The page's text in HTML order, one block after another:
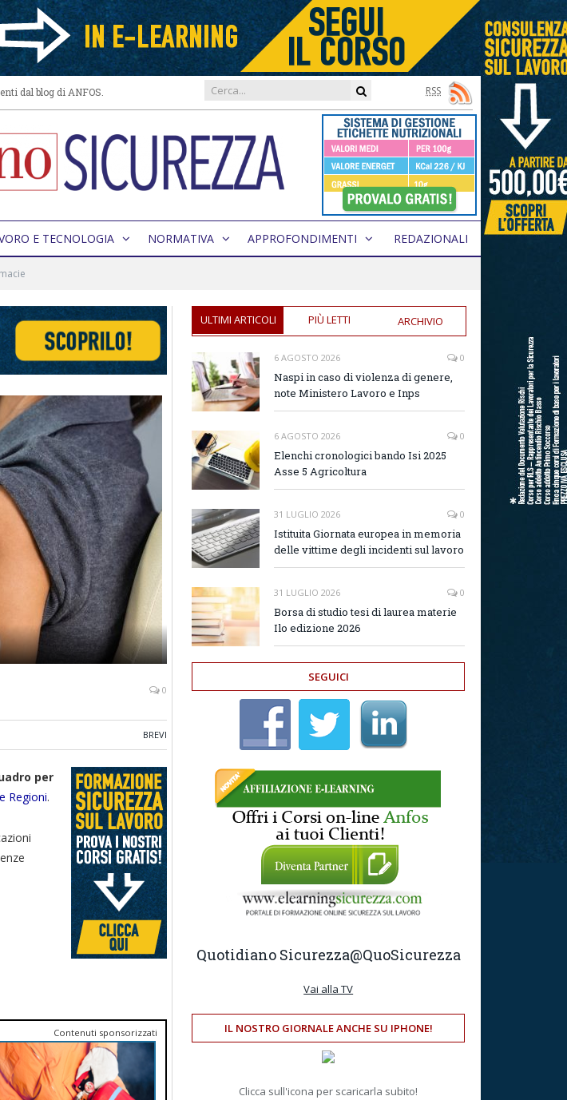
dal blog di ANFOS. RSS
E TECNOLOGIA NORMATIVA APPROFONDIMENTI REDAZIONALI
0
BREVI
per
Regioni.
Contenuti sponsorizzati
ULTIMI ARTICOLI PIÙ LETTI ARCHIVIO
6 AGOSTO 2026 0
Naspi in caso di violenza di genere,
note Ministero Lavoro e Inps
6 AGOSTO 2026 0
Elenchi cronologici bando Isi 2025
Asse 5 Agricoltura
31 LUGLIO 2026 0
Istituita Giornata europea in memoria
delle vittime degli incidenti sul lavoro
31 LUGLIO 2026 0
Borsa di studio tesi di laurea materie
Ilo edizione 2026
SEGUICI
Quotidiano Sicurezza@QuoSicurezza
Vai alla TV
IL NOSTRO GIORNALE ANCHE SU IPHONE!
Clicca sull'icona per scaricarla subito!